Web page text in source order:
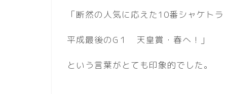
「断然の人気に応えた10番シャケトラ
平成最後のG１ 天皇賞・春へ！」
という言葉がとても印象的でした。